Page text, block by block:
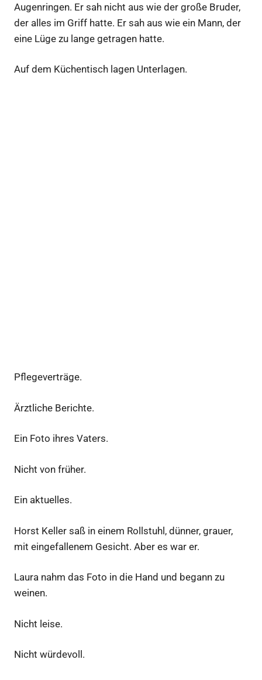
Augenringen. Er sah nicht aus wie der große Bruder,
der alles im Griff hatte. Er sah aus wie ein Mann, der
eine Lüge zu lange getragen hatte.
Auf dem Küchentisch lagen Unterlagen.
Pflegeverträge.
Ärztliche Berichte.
Ein Foto ihres Vaters.
Nicht von früher.
Ein aktuelles.
Horst Keller saß in einem Rollstuhl, dünner, grauer,
mit eingefallenem Gesicht. Aber es war er.
Laura nahm das Foto in die Hand und begann zu
weinen.
Nicht leise.
Nicht würdevoll.